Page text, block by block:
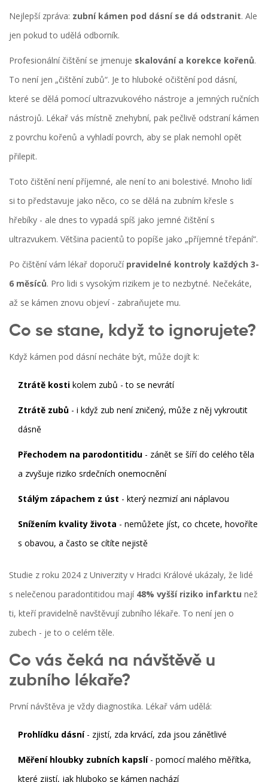
Nejlepší zpráva: zubní kámen pod dásní se dá odstranit. Ale
jen pokud to udělá odborník.
Profesionální čištění se jmenuje skalování a korekce kořenů.
To není jen „čištění zubů“. Je to hluboké očištění pod dásní,
které se dělá pomocí ultrazvukového nástroje a jemných ručních
nástrojů. Lékař vás místně znehybní, pak pečlivě odstraní kámen
z povrchu kořenů a vyhladí povrch, aby se plak nemohl opět
přilepit.
Toto čištění není příjemné, ale není to ani bolestivé. Mnoho lidí
si to představuje jako něco, co se dělá na zubním křesle s
hřebíky - ale dnes to vypadá spíš jako jemné čištění s
ultrazvukem. Většina pacientů to popíše jako „příjemné třepání“.
Po čištění vám lékař doporučí pravidelné kontroly každých 3-
6 měsíců. Pro lidi s vysokým rizikem je to nezbytné. Nečekáte,
až se kámen znovu objeví - zabraňujete mu.
Co se stane, když to ignorujete?
Když kámen pod dásní necháte být, může dojít k:
Ztrátě kosti kolem zubů - to se nevrátí
Ztrátě zubů - i když zub není zničený, může z něj vykroutit
dásně
Přechodem na parodontitidu - zánět se šíří do celého těla
a zvyšuje riziko srdečních onemocnění
Stálým zápachem z úst - který nezmizí ani náplavou
Snížením kvality života - nemůžete jíst, co chcete, hovoříte
s obavou, a často se cítíte nejistě
Studie z roku 2024 z Univerzity v Hradci Králové ukázaly, že lidé
s nelečenou paradontitidou mají 48% vyšší riziko infarktu než
ti, kteří pravidelně navštěvují zubního lékaře. To není jen o
zubech - je to o celém těle.
Co vás čeká na návštěvě u
zubního lékaře?
První návštěva je vždy diagnostika. Lékař vám udělá:
Prohlídku dásní- zjistí, zda krvácí, zda jsou zánětlivé
Měření hloubky zubních kapslí- pomocí malého měřítka,
které zjistí, jak hluboko se kámen nachází